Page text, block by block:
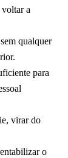
a
qualquer
para
virar do
o